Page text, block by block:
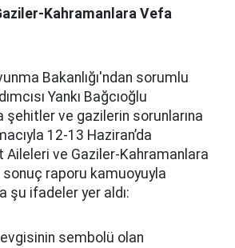
Kahramanlara Vefa
Bakanlığı'ndan sorumlu
Yankı Bağcıoğlu
şehitler ve gazilerin sorunlarına
12-13 Haziran’da
Aileleri ve Gaziler-Kahramanlara
sonuç raporu kamuoyuyla
şu ifadeler yer aldı:
sembolü olan